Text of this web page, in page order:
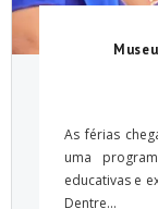
As férias
uma
educativas e
Dentre...